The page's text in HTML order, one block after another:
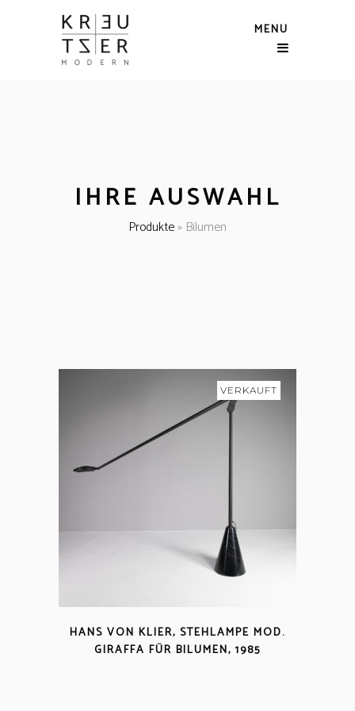
MENU
IHRE AUSWAHL
Produkte» Bilumen
VERKAUFT
HANS VON KLIER, STEHLAMPE MOD.
GIRAFFA FÜR BILUMEN, 1985